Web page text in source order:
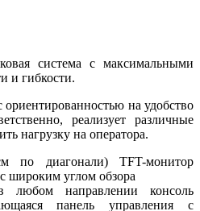
система с максимальными
и гибкости.
ориентированностью на удобство
реализует различные
нагрузку на оператора.
по диагонали) TFT-монитор
широким углом обзора
любом направлении консоль
панель управления с